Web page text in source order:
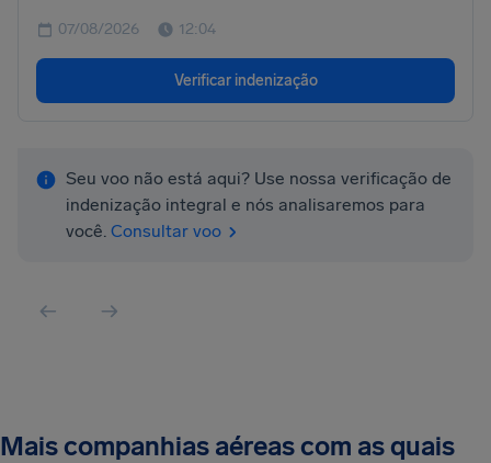
07/08/2026 12:04
Verificar indenização
Seu voo não está aqui? Use nossa verificação de
indenização integral e nós analisaremos para
você. Consultar voo
Mais companhias aéreas com as quais